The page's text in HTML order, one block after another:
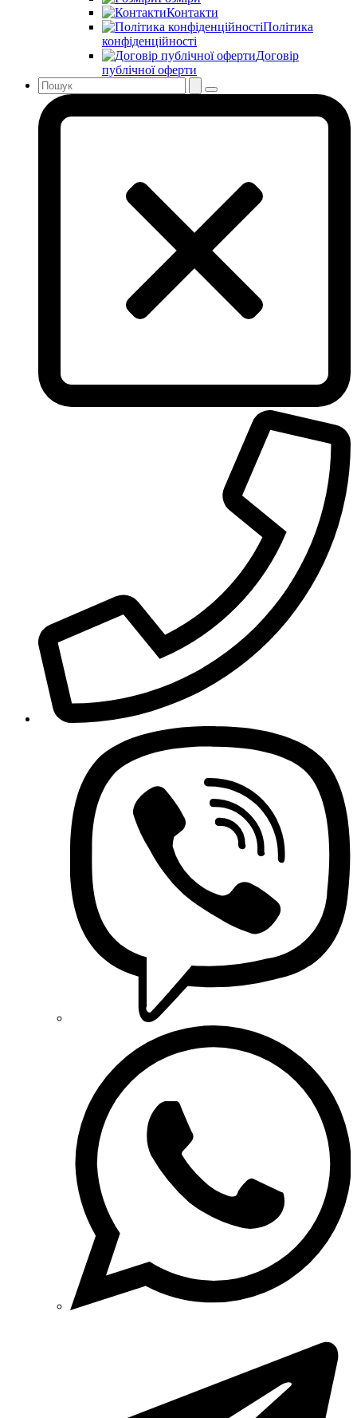
Контакти
Політика
конфіденційності
Договір
публічної оферти